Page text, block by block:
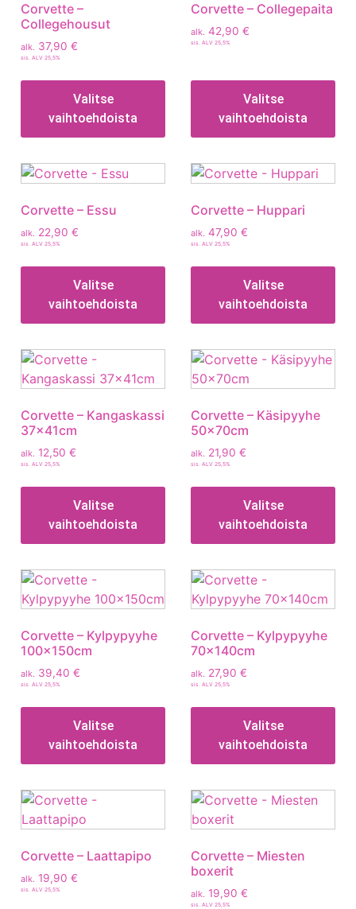
Corvette –
Collegehousut
alk. 37,90 €
sis. ALV 25,5%
Valitse
vaihtoehdoista
Corvette – Collegepaita
alk. 42,90 €
sis. ALV 25,5%
Valitse
vaihtoehdoista
Corvette – Essu
alk. 22,90 €
sis. ALV 25,5%
Valitse
vaihtoehdoista
Corvette – Huppari
alk. 47,90 €
sis. ALV 25,5%
Valitse
vaihtoehdoista
Corvette – Kangaskassi
37x41cm
alk. 12,50 €
sis. ALV 25,5%
Valitse
vaihtoehdoista
Corvette – Käsipyyhe
50x70cm
alk. 21,90 €
sis. ALV 25,5%
Valitse
vaihtoehdoista
Corvette – Kylpypyyhe
100x150cm
alk. 39,40 €
sis. ALV 25,5%
Valitse
vaihtoehdoista
Corvette – Kylpypyyhe
70x140cm
alk. 27,90 €
sis. ALV 25,5%
Valitse
vaihtoehdoista
Corvette – Laattapipo
alk. 19,90 €
sis. ALV 25,5%
Corvette – Miesten
boxerit
alk. 19,90 €
sis. ALV 25,5%